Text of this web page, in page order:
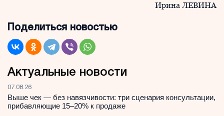
Ирина ЛЕВИНА
Поделиться новостью
Актуальные новости
07.08.26
Выше чек — без навязчивости: три сценария консультации,
прибавляющие 15–20% к продаже